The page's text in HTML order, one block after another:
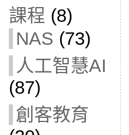
課程 (8)
NAS (73)
人工智慧AI
(87)
創客教育